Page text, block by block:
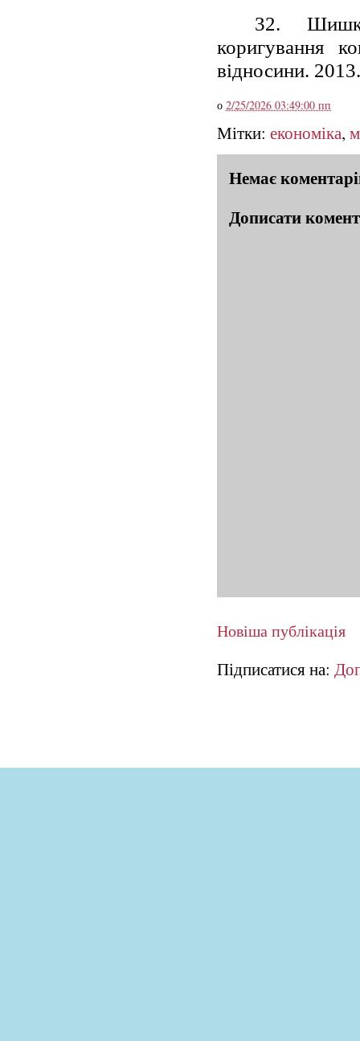
32.
коригування
відносини.
о 2/25/2026 03:49:00 пп
Мітки: економіка,
Немає
Дописати
Новіша публікація
Підписатися на: